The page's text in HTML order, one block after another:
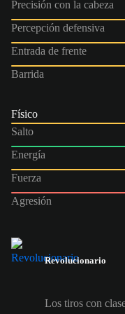
Precisión con la cabeza
Percepción defensiva
Entrada de frente
Barrida
Físico
Salto
Energía
Fuerza
Agresión
Revolucionario
Los tiros con